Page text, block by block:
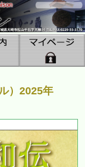
）2025年